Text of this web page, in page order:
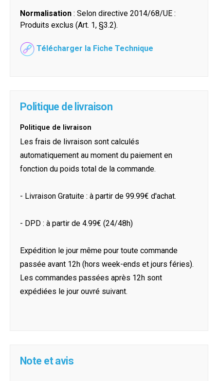
Normalisation : Selon directive 2014/68/UE :
Produits exclus (Art. 1, §3.2).
Télécharger la Fiche Technique
Politique de livraison
Politique de livraison
Les frais de livraison sont calculés
automatiquement au moment du paiement en
fonction du poids total de la commande.
- Livraison Gratuite : à partir de 99.99€ d'achat.
- DPD : à partir de 4.99€ (24/48h)
Expédition le jour même pour toute commande
passée avant 12h (hors week-ends et jours féries).
Les commandes passées après 12h sont
expédiées le jour ouvré suivant.
Note et avis